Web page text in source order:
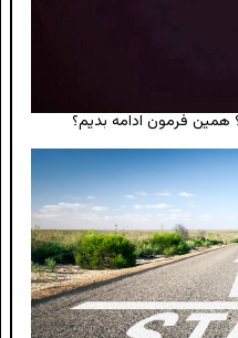
فرمون ادامه بدیم؟